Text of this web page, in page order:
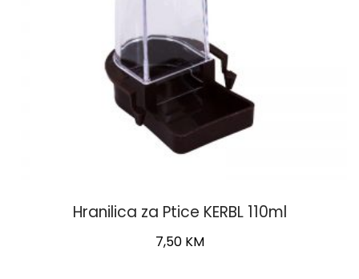
Hranilica za Ptice KERBL 110ml
7,50 KM